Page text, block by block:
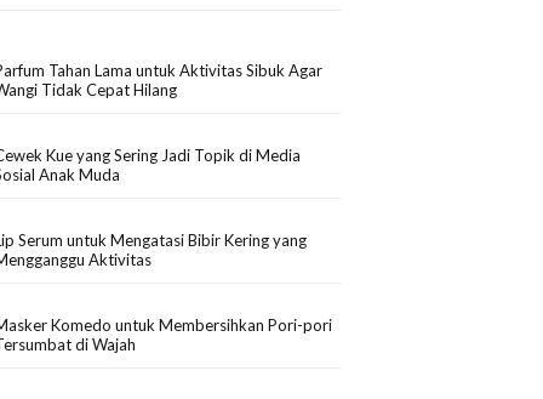
Tahan Lama untuk Aktivitas Sibuk Agar
Tidak Cepat Hilang
Kue yang Sering Jadi Topik di Media
Anak Muda
Serum untuk Mengatasi Bibir Kering yang
Aktivitas
Komedo untuk Membersihkan Pori-pori
di Wajah